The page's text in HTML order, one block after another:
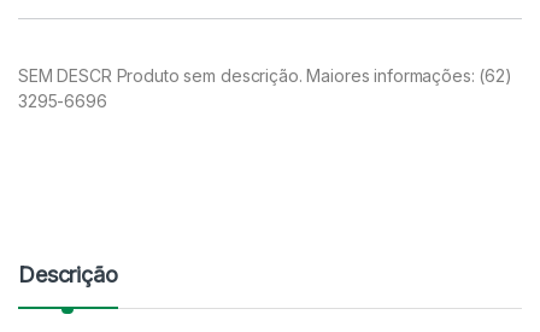
SEM DESCR Produto sem descrição. Maiores informações: (62)
3295-6696
Descrição